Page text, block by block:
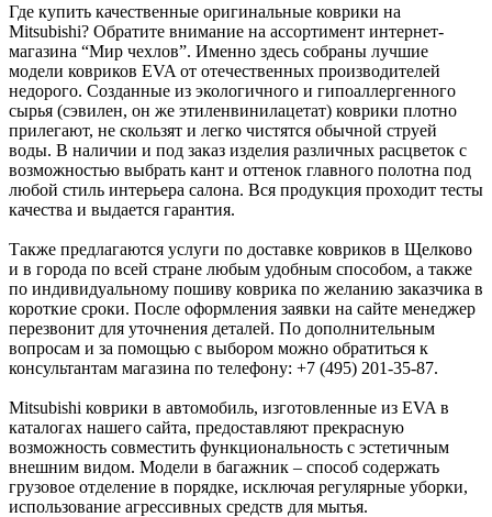
Где купить качественные оригинальные коврики на
Mitsubishi? Обратите внимание на ассортимент интернет-
магазина “Мир чехлов”. Именно здесь собраны лучшие
модели ковриков EVA от отечественных производителей
недорого. Созданные из экологичного и гипоаллергенного
сырья (сэвилен, он же этиленвинилацетат) коврики плотно
прилегают, не скользят и легко чистятся обычной струей
воды. В наличии и под заказ изделия различных расцветок с
возможностью выбрать кант и оттенок главного полотна под
любой стиль интерьера салона. Вся продукция проходит тесты
качества и выдается гарантия.
Также предлагаются услуги по доставке ковриков в Щелково
и в города по всей стране любым удобным способом, а также
по индивидуальному пошиву коврика по желанию заказчика в
короткие сроки. После оформления заявки на сайте менеджер
перезвонит для уточнения деталей. По дополнительным
вопросам и за помощью с выбором можно обратиться к
консультантам магазина по телефону: +7 (495) 201-35-87.
Mitsubishi коврики в автомобиль, изготовленные из EVA в
каталогах нашего сайта, предоставляют прекрасную
возможность совместить функциональность с эстетичным
внешним видом. Модели в багажник – способ содержать
грузовое отделение в порядке, исключая регулярные уборки,
использование агрессивных средств для мытья.